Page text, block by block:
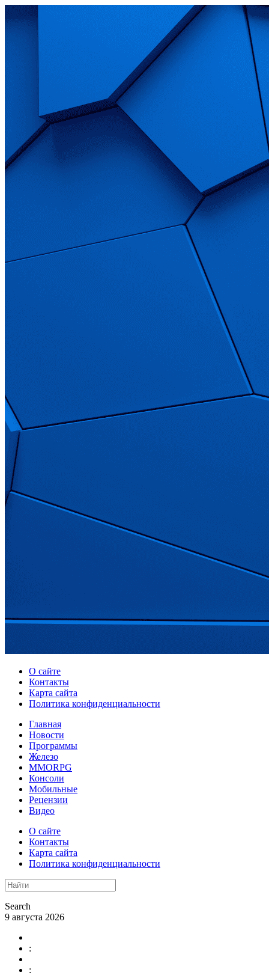
О сайте
Контакты
Карта сайта
Политика конфиденциальности
Главная
Новости
Программы
Железо
MMORPG
Консоли
Мобильные
Рецензии
Видео
О сайте
Контакты
Карта сайта
Политика конфиденциальности
Search
9 августа 2026
:
: